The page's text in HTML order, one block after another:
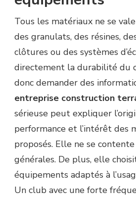
Tous les matériaux ne se
des granulats, des résines,
clôtures ou des systèmes
directement la durabilité du
donc demander des
entreprise construction
sérieuse peut expliquer
performance et l’intérêt des
proposés. Elle ne se
générales. De plus, elle
équipements adaptés à
Un club avec une forte